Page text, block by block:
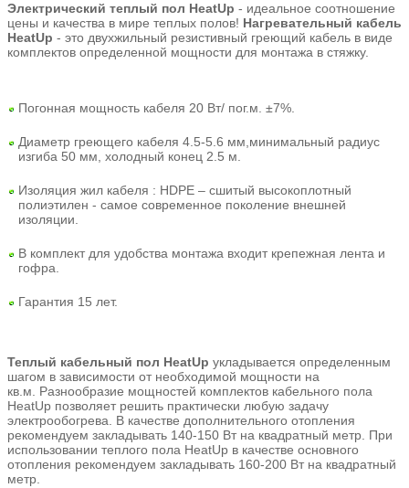
Электрический теплый пол HeatUp - идеальное соотношение
цены и качества в мире теплых полов! Нагревательный кабель
HeatUp - это двухжильный резистивный греющий кабель в виде
комплектов определенной мощности для монтажа в стяжку.
Погонная мощность кабеля 20 Вт/ пог.м. ±7%.
Диаметр греющего кабеля 4.5-5.6 мм,минимальный радиус
изгиба 50 мм, холодный конец 2.5 м.
Изоляция жил кабеля : HDPE – сшитый высокоплотный
полиэтилен - самое современное поколение внешней
изоляции.
В комплект для удобства монтажа входит крепежная лента и
гофра.
Гарантия 15 лет.
Теплый кабельный пол HeatUp укладывается определенным
шагом в зависимости от необходимой мощности на
кв.м. Разнообразие мощностей комплектов кабельного пола
HeatUp позволяет решить практически любую задачу
электрообогрева. В качестве дополнительного отопления
рекомендуем закладывать 140-150 Вт на квадратный метр. При
использовании теплого пола HeatUp в качестве основного
отопления рекомендуем закладывать 160-200 Вт на квадратный
метр.